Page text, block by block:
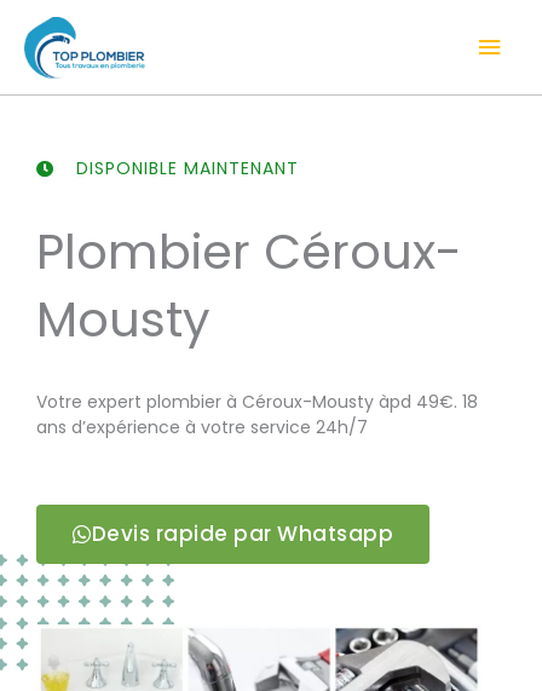
contenu
DISPONIBLE MAINTENANT
Plombier Céroux-
Mousty
Votre expert plombier à Céroux-Mousty àpd 49€. 18
ans d’expérience à votre service 24h/7
Devis rapide par Whatsapp